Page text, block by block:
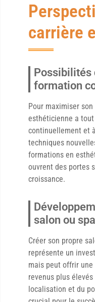
carrière
Possibilités
formation
Pour maximiser
esthéticienne a
continuellement et
techniques
formations en
ouvrent des portes
croissance.
salon ou spa
Créer son propre
représente un
mais peut offrir
revenus plus
localisation et du